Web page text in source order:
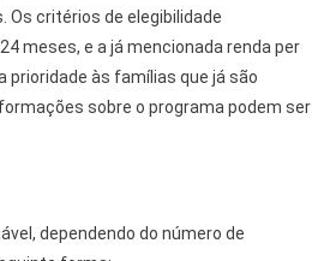
Os critérios de elegibilidade
meses, e a já mencionada renda per
prioridade às famílias que já são
sobre o programa podem ser
dependendo do número de